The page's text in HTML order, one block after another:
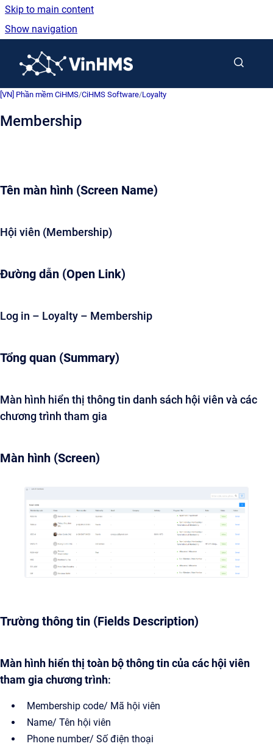
Skip to main content
Show navigation
[VN] Phần mềm CiHMS/CiHMS Software/Loyalty
Membership
Tên màn hình (Screen Name)
Hội viên (Membership)
Đường dẫn (Open Link)
Log in – Loyalty – Membership
Tổng quan (Summary)
Màn hình hiển thị thông tin danh sách hội viên và các
chương trình tham gia
Màn hình (Screen)
Trường thông tin (Fields Description)
Màn hình hiển thị toàn bộ thông tin của các hội viên
tham gia chương trình:
Membership code/ Mã hội viên
Name/ Tên hội viên
Phone number/ Số điện thoại